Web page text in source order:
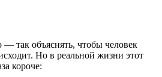
— так объяснять, чтобы человек
Но в реальной жизни этот
короче: